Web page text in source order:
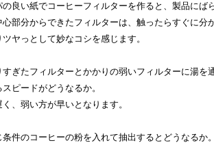
の良い紙でコーヒーフィルターを作ると、製品にば
心部分からできたフィルターは、触ったらすぐに分
ヤっとして妙なコシを感じます。
すぎたフィルターとかかりの弱いフィルターに湯を
ピードがどうなるか。
、弱い方が早いとなります。
条件のコーヒーの粉を入れて抽出するとどうなるか